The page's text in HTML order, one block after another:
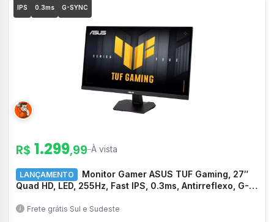
IPS 0.3ms G-SYNC
R$ 1.299,99–À vista
LANÇAMENTO
Monitor Gamer ASUS TUF Gaming, 27″
Quad HD, LED, 255Hz, Fast IPS, 0.3ms, Antirreflexo, G-
VG27AQME5F
Frete grátis Sul e Sudeste